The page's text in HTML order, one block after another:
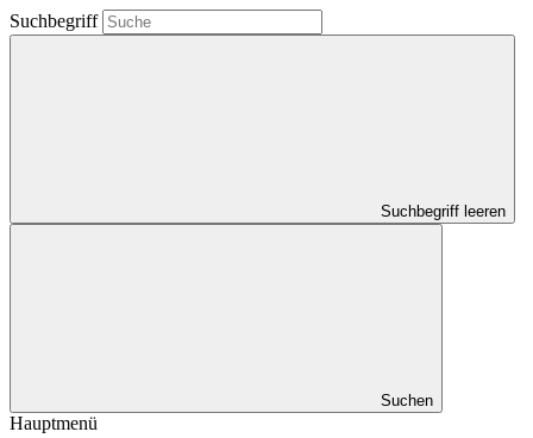
Suchbegriff
Suchbegriff leeren
Suchen
Hauptmenü